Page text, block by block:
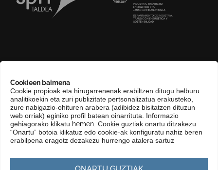
Cookieen baimena
Cookie propioak eta hirugarrenenak erabiltzen ditugu helburu
analitikoekin eta zuri publizitate pertsonalizatua erakusteko,
zure nabigazio-ohituren arabera (adibidez bisitatzen dituzun
web orriak) eginiko profil batean oinarrituta. Informazio
gehiagorako klikatu hemen . Cookie guztiak onartu ditzakezu
“Onartu” botoia klikatuz edo cookie-ak konfiguratu nahiz beren
erabilpena eragotz dezakezu hurrengo atalera sartuz
COMPLIANCE CHANNEL
HARREMANETARAKO
EUSKARA
KONTRATATZAILEAREN PROFILA
GARDENTASUN ATARIA